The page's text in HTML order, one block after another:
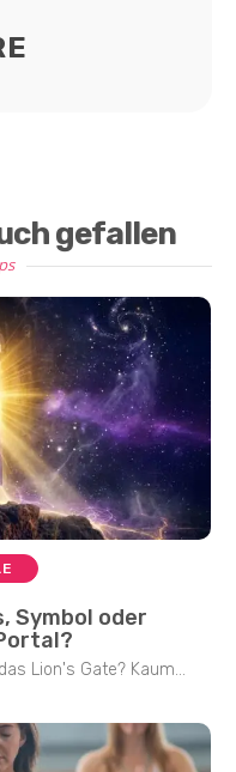
gefallen
Symbol oder
Lion's Gate? Kaum...